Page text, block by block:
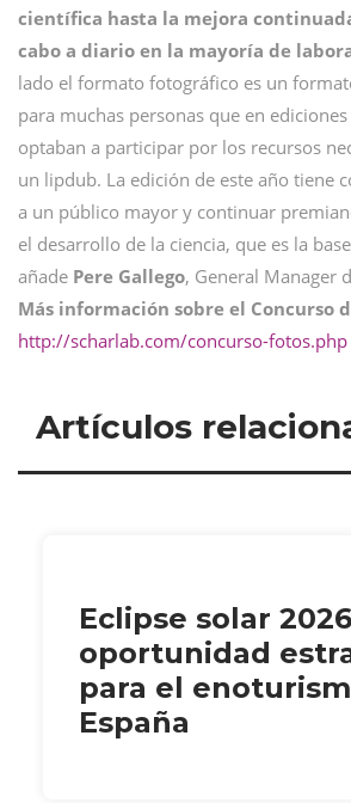
científica hasta la mejora
cabo a diario en la mayoría de
lado el formato fotográfico es un
para muchas personas que en
optaban a participar por los recursos
un lipdub. La edición de este año tiene
a un público mayor y continuar
el desarrollo de la ciencia, que es la
añade Pere Gallego, General Manager
Más información sobre el Concurso
http://scharlab.com/concurso-fotos.php
Artículos
Eclipse solar
oportunidad
para el
España